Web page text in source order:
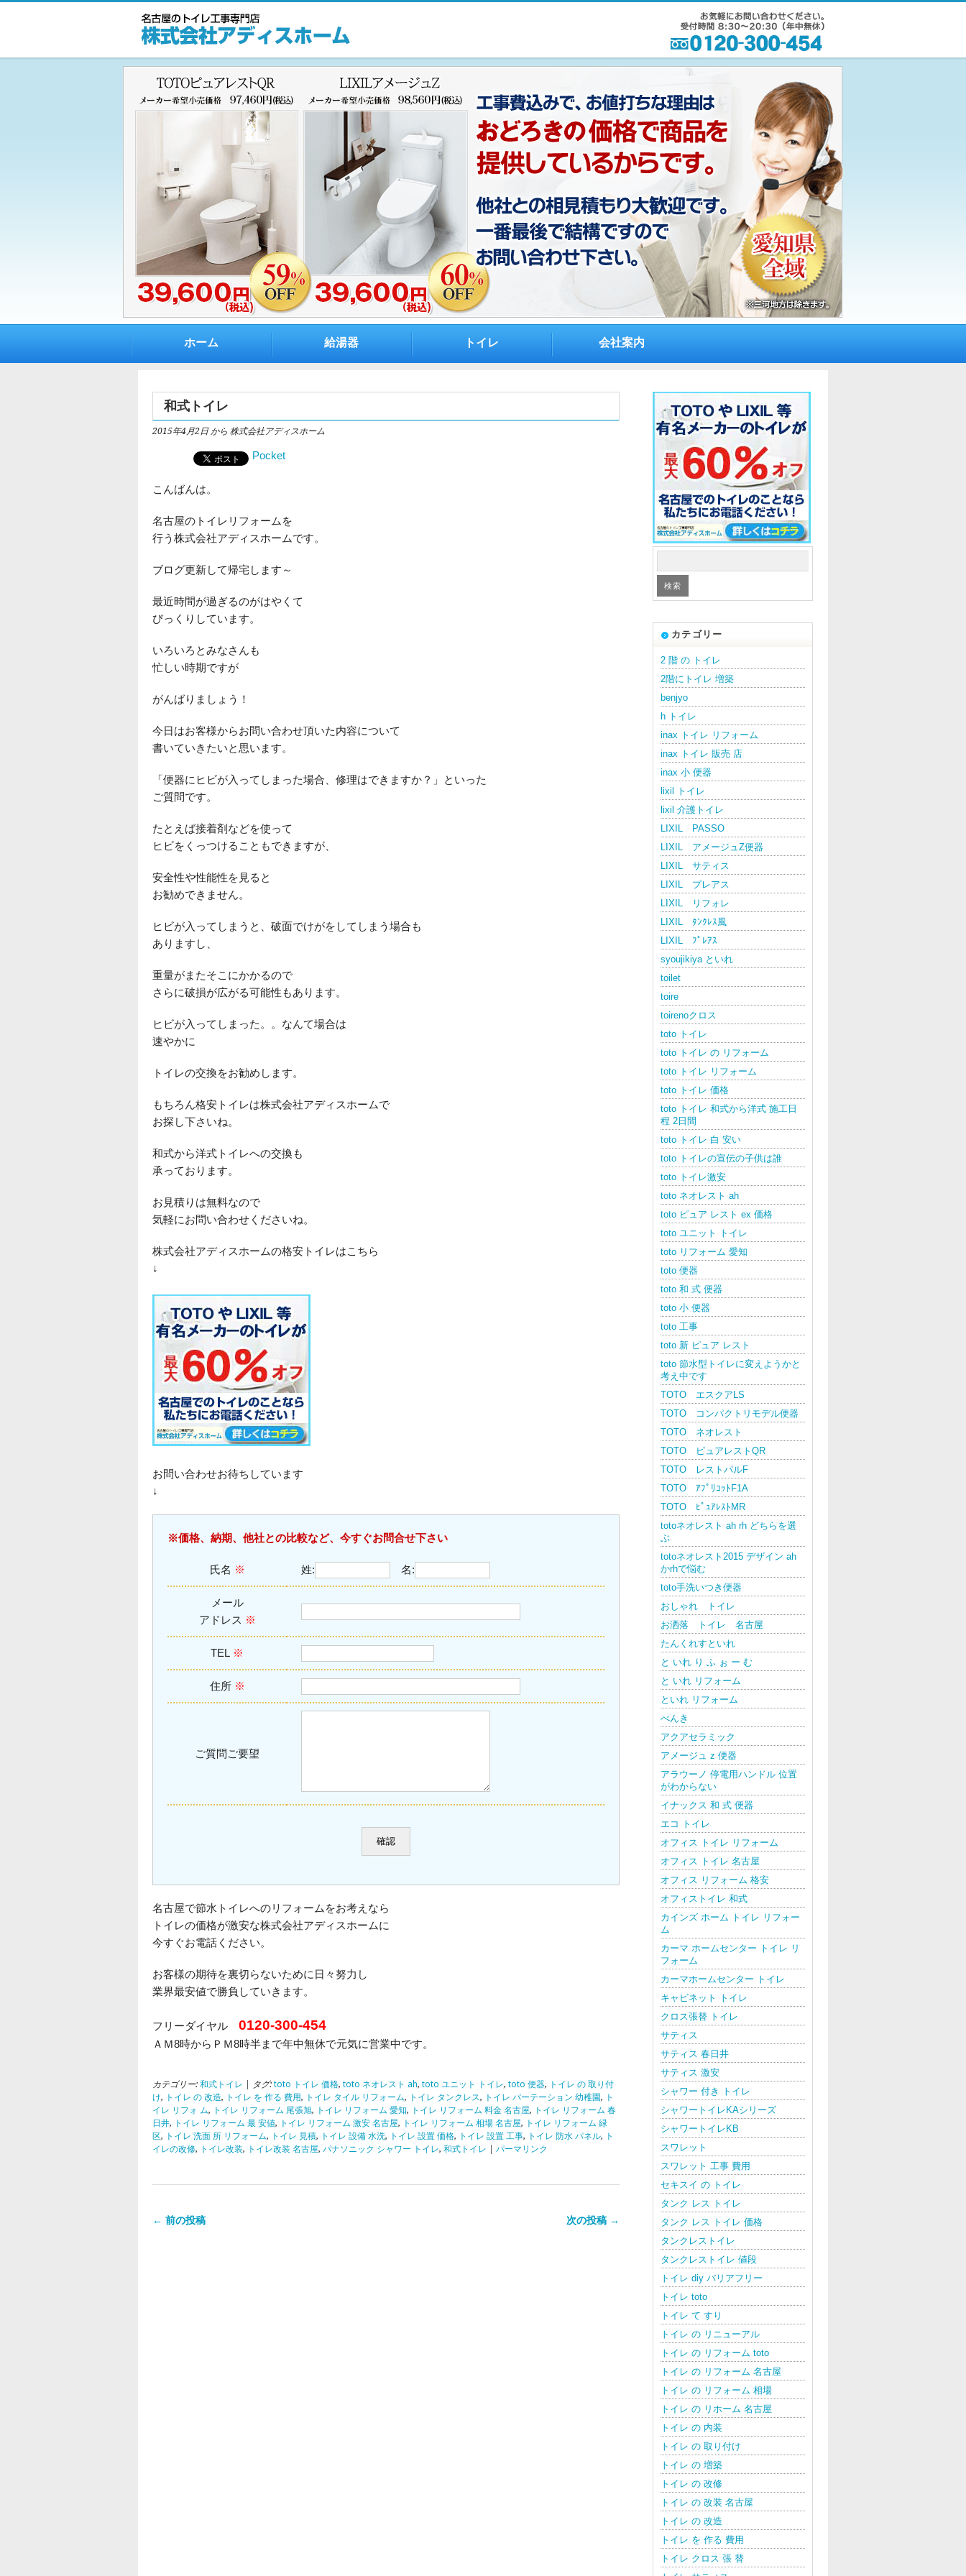
ホーム 給湯器 トイレ 会社案内
和式トイレ
2015年4月2日 から 株式会社アディスホーム
Pocket
こんばんは。
名古屋のトイレリフォームを
行う株式会社アディスホームです。
ブログ更新して帰宅します～
最近時間が過ぎるのがはやくて
びっくりしています。
いろいろとみなさんも
忙しい時期ですが
がんばりましょう！
今日はお客様からお問い合わせ頂いた内容について
書いていきたいと思います。
「便器にヒビが入ってしまった場合、修理はできますか？」といった
ご質問です。
たとえば接着剤などを使って
ヒビをくっつけることもできますが、
安全性や性能性を見ると
お勧めできません。
ヒビが入ってしまうと、破面でけがをしてしまう場合も
ありますし、
重量がまたそこにかかるので
さらに破損が広がる可能性もあります。
ヒビが入ってしまった。。なんて場合は
速やかに
トイレの交換をお勧めします。
もちろん格安トイレは株式会社アディスホームで
お探し下さいね。
和式から洋式トイレへの交換も
承っております。
お見積りは無料なので
気軽にお問い合わせくださいね。
株式会社アディスホームの格安トイレはこちら
↓
お問い合わせお待ちしています
↓
※価格、納期、他社との比較など、今すぐお問合せ下さい
氏名 ※ 姓: 名:
メール
アドレス ※
TEL ※
住所 ※
ご質問ご要望
名古屋で節水トイレへのリフォームをお考えなら
トイレの価格が激安な株式会社アディスホームに
今すぐお電話ください。
お客様の期待を裏切らないために日々努力し
業界最安値で勝負していきます。
フリーダイヤル 0120-300-454
ＡＭ8時からＰＭ8時半まで年中無休で元気に営業中です。
カテゴリー: 和式トイレ | タグ: toto トイレ 価格, toto ネオレスト ah, toto ユニット トイレ, toto 便器, トイレ の 取り付
け, トイレ の 改造, トイレ を 作る 費用, トイレ タイル リフォーム, トイレ タンクレス, トイレ パーテーション 幼稚園, ト
イレ リフォ ム, トイレ リフォーム 尾張旭, トイレ リフォーム 愛知, トイレ リフォーム 料金 名古屋, トイレ リフォーム 春
日井, トイレ リフォーム 最 安値, トイレ リフォーム 激安 名古屋, トイレ リフォーム 相場 名古屋, トイレ リフォーム 緑
区, トイレ 洗面 所 リフォーム, トイレ 見積, トイレ 設備 水洗, トイレ 設置 価格, トイレ 設置 工事, トイレ 防水 パネル, ト
イレの改修, トイレ改装, トイレ改装 名古屋, パナソニック シャワー トイレ, 和式トイレ パーマリンク
← 前の投稿 次の投稿 →
カテゴリー
2 階 の トイレ
2階にトイレ 増築
benjyo
h トイレ
inax トイレ リフォーム
inax トイレ 販売 店
inax 小 便器
lixil トイレ
lixil 介護トイレ
LIXIL PASSO
LIXIL アメージュZ便器
LIXIL サティス
LIXIL プレアス
LIXIL リフォレ
LIXIL ﾀﾝｸﾚｽ風
LIXIL ﾌﾟﾚｱｽ
syoujikiya といれ
toilet
toire
toirenoクロス
toto トイレ
toto トイレ の リフォーム
toto トイレ リフォーム
toto トイレ 価格
toto トイレ 和式から洋式 施工日
程 2日間
toto トイレ 白 安い
toto トイレの宣伝の子供は誰
toto トイレ激安
toto ネオレスト ah
toto ピュア レスト ex 価格
toto ユニット トイレ
toto リフォーム 愛知
toto 便器
toto 和 式 便器
toto 小 便器
toto 工事
toto 新 ピュア レスト
toto 節水型トイレに変えようかと
考え中です
TOTO エスクアLS
TOTO コンパクトリモデル便器
TOTO ネオレスト
TOTO ピュアレストQR
TOTO レストパルF
TOTO ｱﾌﾟﾘｺｯﾄF1A
TOTO ﾋﾟｭｱﾚｽﾄMR
totoネオレスト ah rh どちらを選
ぶ
totoネオレスト2015 デザイン ah
かrhで悩む
toto手洗いつき便器
おしゃれ トイレ
お洒落 トイレ 名古屋
たんくれすといれ
と いれ り ふ ぉ ー む
と いれ リフォーム
といれ リフォーム
べんき
アクアセラミック
アメージュ z 便器
アラウーノ 停電用ハンドル 位置
がわからない
イナックス 和 式 便器
エコ トイレ
オフィス トイレ リフォーム
オフィス トイレ 名古屋
オフィス リフォーム 格安
オフィストイレ 和式
カインズ ホーム トイレ リフォー
ム
カーマ ホームセンター トイレ リ
フォーム
カーマホームセンター トイレ
キャビネット トイレ
クロス張替 トイレ
サティス
サティス 春日井
サティス 激安
シャワー 付き トイレ
シャワートイレKAシリーズ
シャワートイレKB
スワレット
スワレット 工事 費用
セキスイ の トイレ
タンク レス トイレ
タンク レス トイレ 価格
タンクレストイレ
タンクレストイレ 値段
トイレ diy バリアフリー
トイレ toto
トイレ て すり
トイレ の リニューアル
トイレ の リフォーム toto
トイレ の リフォーム 名古屋
トイレ の リフォーム 相場
トイレ の リホーム 名古屋
トイレ の 内装
トイレ の 取り付け
トイレ の 増築
トイレ の 改修
トイレ の 改装 名古屋
トイレ の 改造
トイレ を 作る 費用
トイレ クロス 張 替